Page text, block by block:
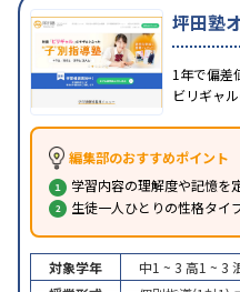
坪田塾
1年で偏差
ビリギャ
編集部のおすすめポイント
学習内容の理解度や記憶を
生徒一人ひとりの性格タイ
対象学年 中1 ~ 3 高1 ~ 3